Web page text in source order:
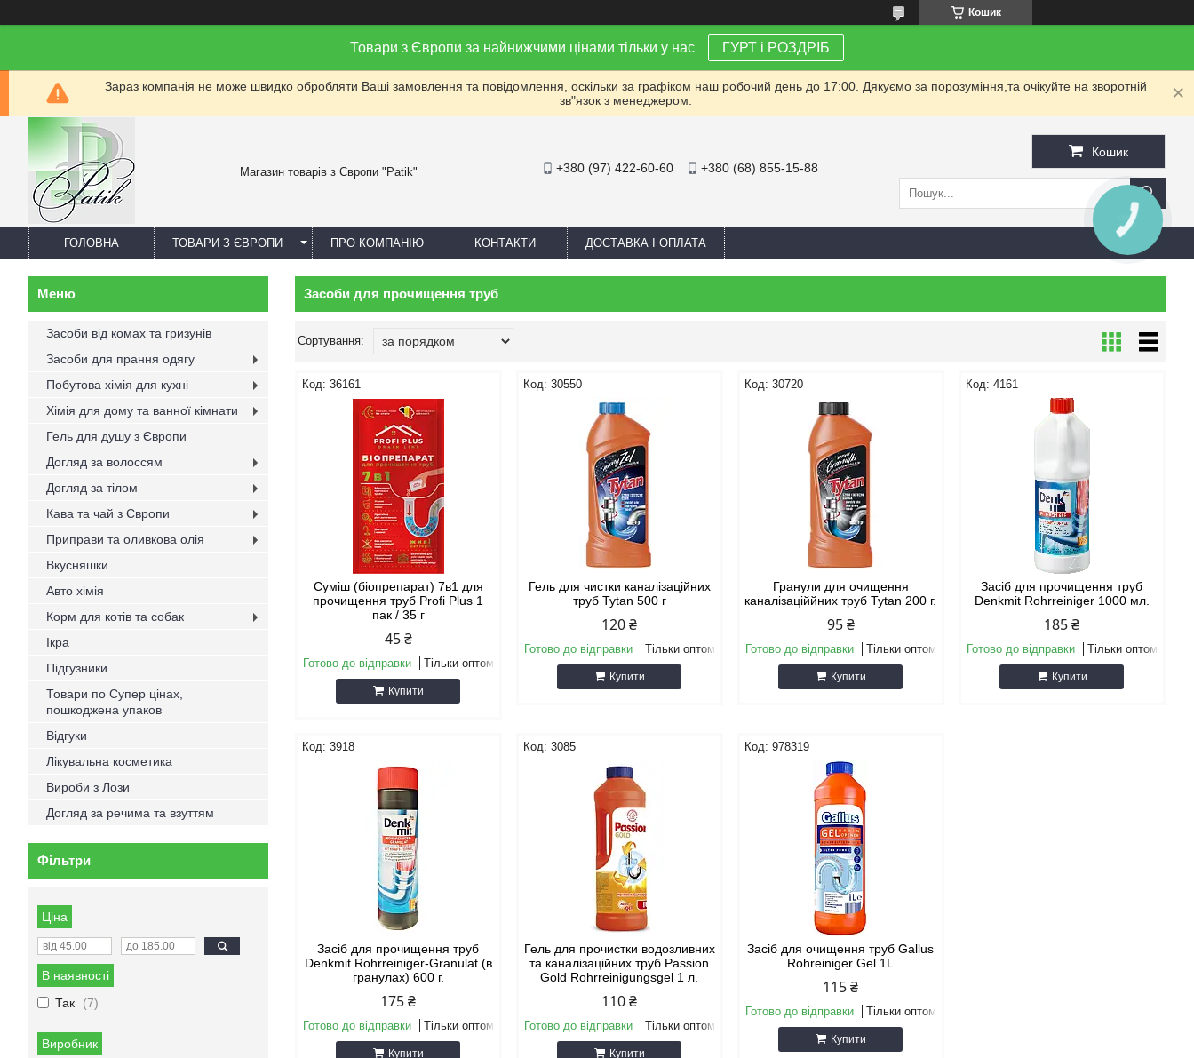
Кошик
Товари з Європи за найнижчими цінами тільки у нас ГУРТ і РОЗДРІБ
Зараз компанія не може швидко обробляти Ваші замовлення та повідомлення, оскільки за графіком наш робочий день до 17:00. Дякуємо за порозуміння,та очікуйте на зворотній
зв"язок з менеджером.
Магазин товарів з Європи "Patik" +380 (97) 422-60-60 +380 (68) 855-15-88
Кошик
ГОЛОВНА ТОВАРИ З ЄВРОПИ ПРО КОМПАНІЮ КОНТАКТИ ДОСТАВКА І ОПЛАТА
Засоби для прочищення труб
36161
Суміш (біопрепарат) 7в1 для
прочищення труб Profi Plus 1
пак / 35 г
45 ₴
Готово до відправки Тільки оптом
Купити
30550
Гель для чистки каналізаційних
труб Tytan 500 г
120 ₴
Готово до відправки Тільки оптом
Купити
30720
Гранули для очищення
каналізаціййних труб Tytan 200 г.
95 ₴
Готово до відправки Тільки оптом
Купити
4161
Засіб для прочищення труб
Denkmit Rohrreiniger 1000 мл.
185 ₴
Готово до відправки Тільки оптом
Купити
3918
Засіб для прочищення труб
Denkmit Rohrreiniger-Granulat (в
гранулах) 600 г.
175 ₴
Готово до відправки Тільки оптом
Купити
3085
Гель для прочистки водозливних
та каналізаційних труб Passion
Gold Rohrreinigungsgel 1 л.
110 ₴
Готово до відправки Тільки оптом
Купити
978319
Засіб для очищення труб Gallus
Rohreiniger Gel 1L
115 ₴
Готово до відправки Тільки оптом
Купити
Засоби від комах та гризунів
Засоби для прання одягу
Побутова хімія для кухні
Хімія для дому та ванної кімнати
Гель для душу з Європи
Догляд за волоссям
Догляд за тілом
Кава та чай з Європи
Приправи та оливкова олія
Вкусняшки
Авто хімія
Корм для котів та собак
Ікра
Підгузники
Товари по Супер цінах,
пошкоджена упаков
Відгуки
Лікувальна косметика
Вироби з Лози
Догляд за речима та взуттям
Фільтри
Ціна
В наявності
Так
7
Виробник